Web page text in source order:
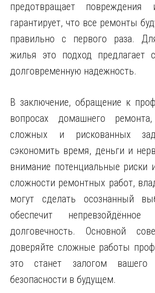
предотвращает повреждения
гарантирует, что все ремонты
правильно с первого раза.
жилья это подход предлагает
долговременную надежность.
В заключение, обращение к
вопросах домашнего
сложных и рискованных
сэкономить время, деньги и
внимание потенциальные риски
сложности ремонтных работ,
могут сделать осознанный
обеспечит
долговечность. Основной
доверяйте сложные работы
это станет залогом
безопасности в будущем.